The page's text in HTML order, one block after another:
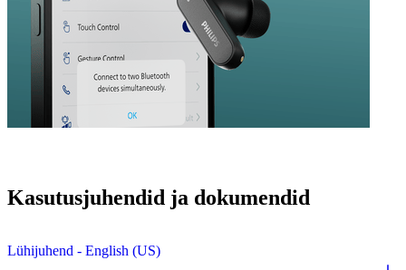
Kasutusjuhendid ja dokumendid
Lühijuhend - English (US)